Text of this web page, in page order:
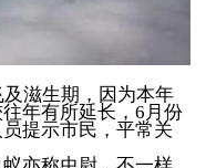
滋生期，因为本年
年有所延长，6月份
提示市民，平常关